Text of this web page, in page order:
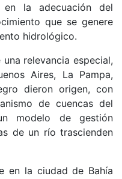
en la adecuación del
que se genere
hidrológico.
relevancia especial,
Aires, La Pampa,
dieron origen, con
de cuencas del
modelo de gestión
de un río trascienden
en la ciudad de Bahía